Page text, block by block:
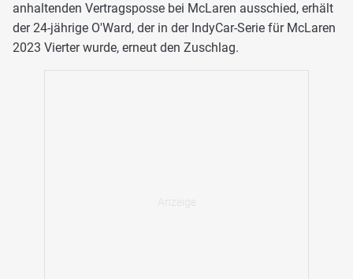
anhaltenden Vertragsposse bei McLaren ausschied, erhält
der 24-jährige O'Ward, der in der IndyCar-Serie für McLaren
2023 Vierter wurde, erneut den Zuschlag.